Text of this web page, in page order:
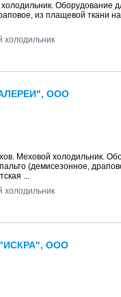
Оборудование
из плащевой ткани
холодильник
ООО
Меховой холодильник.
(демисезонное,
...
холодильник
ООО